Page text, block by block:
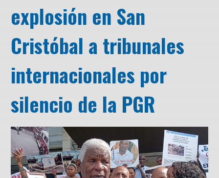
explosión en San
Cristóbal a tribunales
internacionales por
silencio de la PGR